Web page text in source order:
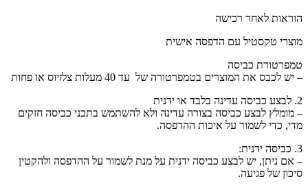
הוראות לאחר רכישה
מוצרי טקסטיל עם הדפסה אישית
טמפרטורת כביסה
– יש לכבס את המוצרים בטמפרטורה של עד 40 מעלות צלזיוס או פחות
2. לבצע כביסה עדינה בלבד או ידנית
– מומלץ לבצע כביסה בצורה עדינה ולא להשתמש בתכני כביסה חזקים
מדי, כדי לשמור על איכות ההדפסה.
3. כביסה ידנית:
– אם ניתן, יש לבצע כביסה ידנית על מנת לשמור על ההדפסה ולהקטין
סיכון של פגיעה.